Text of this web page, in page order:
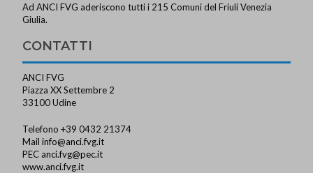
Ad ANCI FVG aderiscono tutti i 215 Comuni del Friuli Venezia
Giulia.
CONTATTI
ANCI FVG
Piazza XX Settembre 2
33100 Udine
Telefono +39 0432 21374
Mailinfo@anci.fvg.it
PEC anci.fvg@pec.it
www.anci.fvg.it